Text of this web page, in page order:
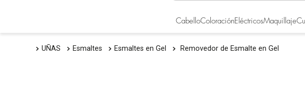
CabelloColoraciónEléctricosMaquillaje
UÑAS Esmaltes Esmaltes en Gel Removedor de Esmalte en Gel
TÉRMINOS MÁS BUSCADOS
2 igora